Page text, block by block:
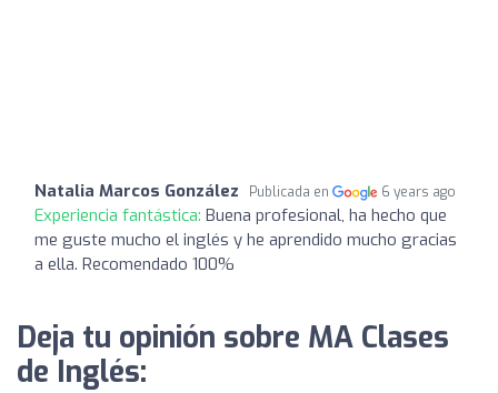
Natalia Marcos González Publicada en 6 years ago
Experiencia fantástica: Buena profesional, ha hecho que
me guste mucho el inglés y he aprendido mucho gracias
a ella. Recomendado 100%
Deja tu opinión sobre MA Clases
de Inglés: